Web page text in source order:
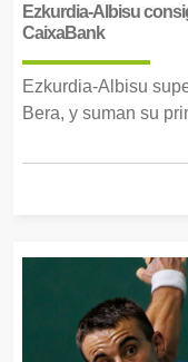
Ezkurdia-Albisu
CaixaBank
Ezkurdia-Albisu
Bera, y suman su